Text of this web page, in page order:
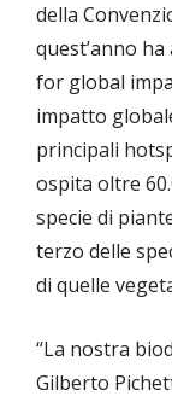
della
quest’anno
for global
impatto
principali
ospita oltre
specie di
terzo delle
di quelle
“La nostra
Gilberto